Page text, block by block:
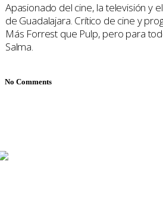
Apasionado del cine, la televisión y
de Guadalajara. Crítico de cine y
Más Forrest que Pulp, pero para
Salma.
No Comments